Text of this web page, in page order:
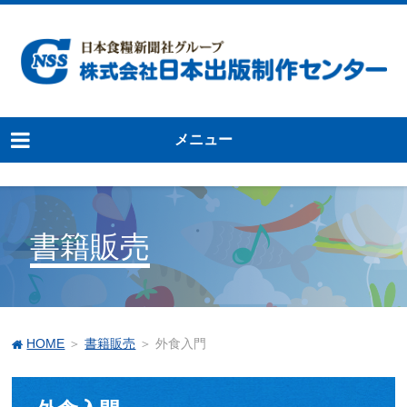
メニュー
書籍販売
HOME ＞書籍販売 ＞ 外食入門